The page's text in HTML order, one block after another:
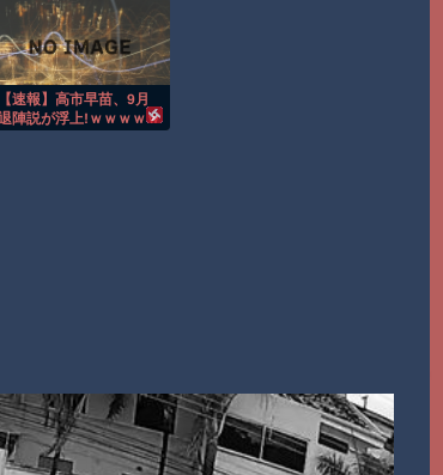
ぬアニメって四月は君の嘘くらいしかないような
相互RSS
くせり 」こんなの支援金
いらんやろ…
【速報】高市早苗、9月
陣説が浮上!ｗｗｗｗｗ